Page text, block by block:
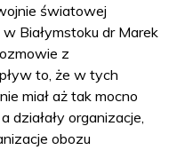
światowej
Białymstoku dr Marek
z
to, że w tych
miał aż tak mocno
organizacje,
obozu